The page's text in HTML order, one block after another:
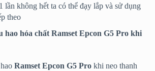
lần không hết ta có thể đạy lắp và sử dụng
theo
hao hóa chất Ramset Epcon G5 Pro khi
Ramset Epcon G5 Pro khi neo thanh